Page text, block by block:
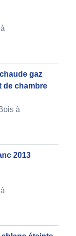
gaz
de chambre
à
2013